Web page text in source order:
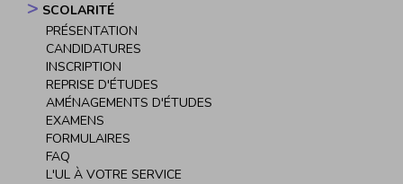
SCOLARITÉ
PRÉSENTATION
CANDIDATURES
INSCRIPTION
REPRISE D'ÉTUDES
AMÉNAGEMENTS D'ÉTUDES
EXAMENS
FORMULAIRES
FAQ
L'UL À VOTRE SERVICE